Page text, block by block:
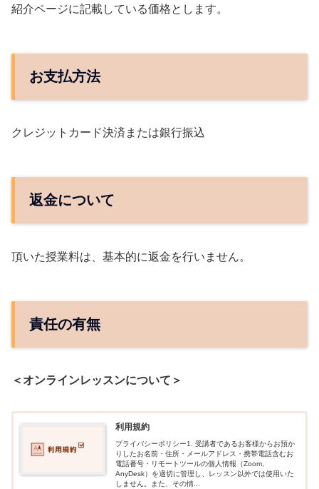
紹介ページに記載している価格とします。
お支払方法
クレジットカード決済または銀行振込
返金について
頂いた授業料は、基本的に返金を行いません。
責任の有無
＜オンラインレッスンについて＞
利用規約
プライバシーポリシー1. 受講者であるお客様からお預か
りしたお名前・住所・メールアドレス・携帯電話含むお
電話番号・リモートツールの個人情報（Zoom,
AnyDesk）を適切に管理し、レッスン以外では使用いた
しません。また、その情...